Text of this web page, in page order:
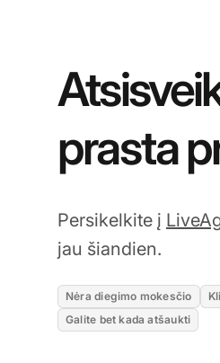
prasta
Persikelkite į
jau šiandien.
Nėra diegimo mokesčio
Galite bet kada atšaukti